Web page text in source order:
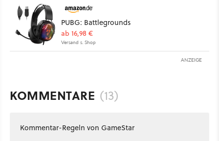
PUBG: Battlegrounds
ab 16,98 €
Versand s. Shop
ANZEIGE
KOMMENTARE (13)
Kommentar-Regeln von GameStar